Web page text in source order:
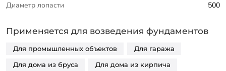
Диаметр лопасти
500
Применяется для возведения фундаментов
Для промышленных объектов Для гаража
Для дома из бруса Для дома из кирпича